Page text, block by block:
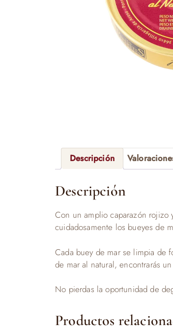
Descripción
Descripción
Con un amplio caparazón rojizo
cuidadosamente los bueyes de
Cada buey de mar se limpia de
de mar al natural, encontrarás
No pierdas la oportunidad de
Productos